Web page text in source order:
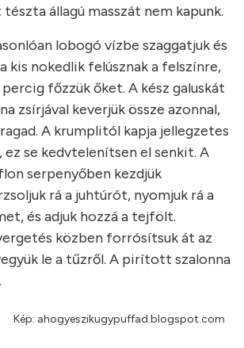
állagú masszát nem kapunk.
lobogó vízbe szaggatjuk és
kis nokedlik felúsznak a felszínre,
főzzük őket. A kész galuskát
zsírjával keverjük össze azonnal,
A krumplitól kapja jellegzetes
ez se kedvtelenítsen el senkit. A
serpenyőben kezdjük
rá a juhtúrót, nyomjuk rá a
és adjuk hozzá a tejfölt.
közben forrósítsuk át az
le a tűzről. A pirított szalonna
Kép: ahogyeszikugypuffad.blogspot.com